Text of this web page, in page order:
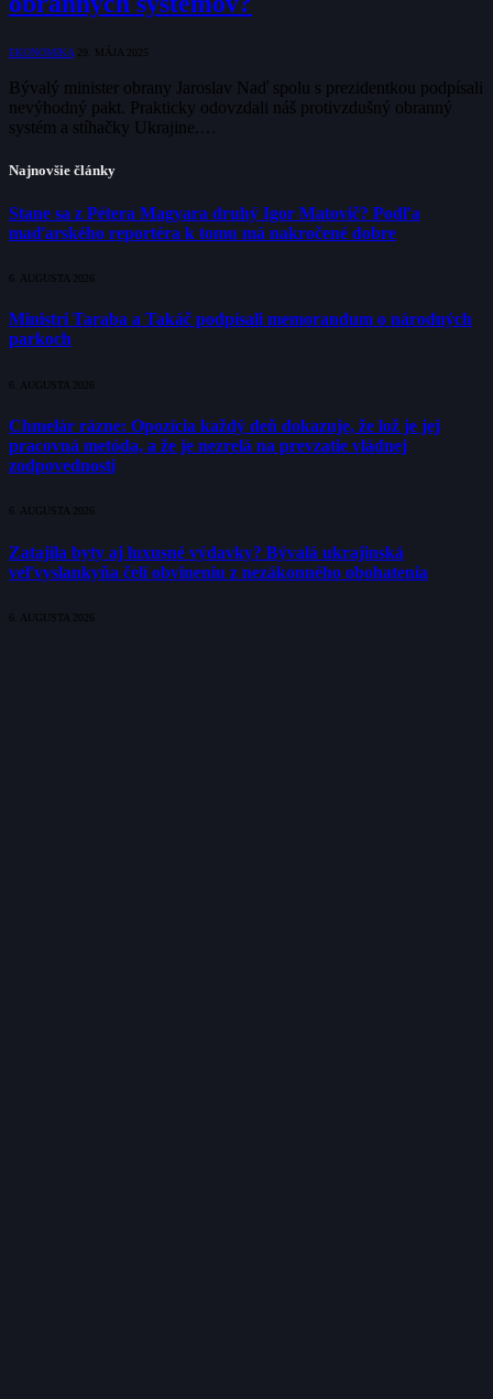
EKONOMIKA 29. MÁJA 2025
Bývalý minister obrany Jaroslav Naď spolu s prezidentkou podpísali
nevýhodný pakt. Prakticky odovzdali náš protivzdušný obranný
systém a stíhačky Ukrajine.…
Najnovšie články
Stane sa z Pétera Magyara druhý Igor Matovič? Podľa
maďarského reportéra k tomu má nakročené dobre
6. AUGUSTA 2026
Ministri Taraba a Takáč podpísali memorandum o národných
parkoch
6. AUGUSTA 2026
Chmelár rázne: Opozícia každý deň dokazuje, že lož je jej
pracovná metóda, a že je nezrelá na prevzatie vládnej
zodpovednosti
6. AUGUSTA 2026
Zatajila byty aj luxusné výdavky? Bývalá ukrajinská
veľvyslankyňa čelí obvineniu z nezákonného obohatenia
6. AUGUSTA 2026